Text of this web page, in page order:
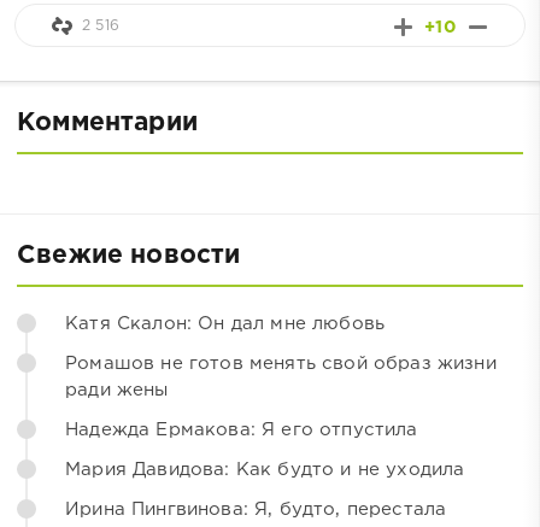
+10
2 516
Комментарии
Свежие новости
Катя Скалон: Он дал мне любовь
Ромашов не готов менять свой образ жизни
ради жены
Надежда Ермакова: Я его отпустила
Мария Давидова: Как будто и не уходила
Ирина Пингвинова: Я, будто, перестала